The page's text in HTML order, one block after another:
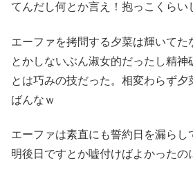
てんだし何とか言え！抱っこくらい
エーファを拷問する夕菜は輝いてた
とかしないぶん淑女的だったし精神
とは巧みの技だった。相変わらず夕
ばんなｗ
エーファは素直にも誓約日を漏らし
明後日ですとか嘘付けばよかったの